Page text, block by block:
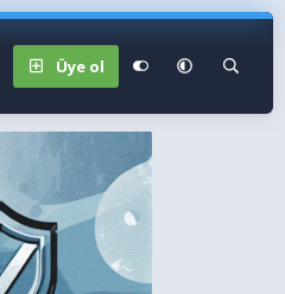
Üye ol